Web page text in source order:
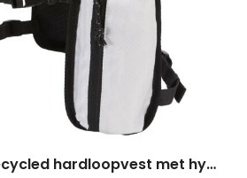
Varyon GRS gerecycled hardloopvest met hydratatiepack 5 l